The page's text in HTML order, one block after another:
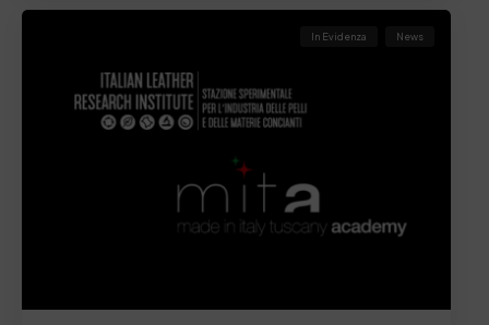
In Evidenza News